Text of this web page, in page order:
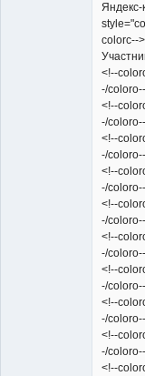
Яндекс-
colorc--
<!--
-/
<!--
-/
<!--
-/
<!--
-/
<!--
-/
<!--
-/
<!--
-/
<!--
-/
<!--
-/
<!--